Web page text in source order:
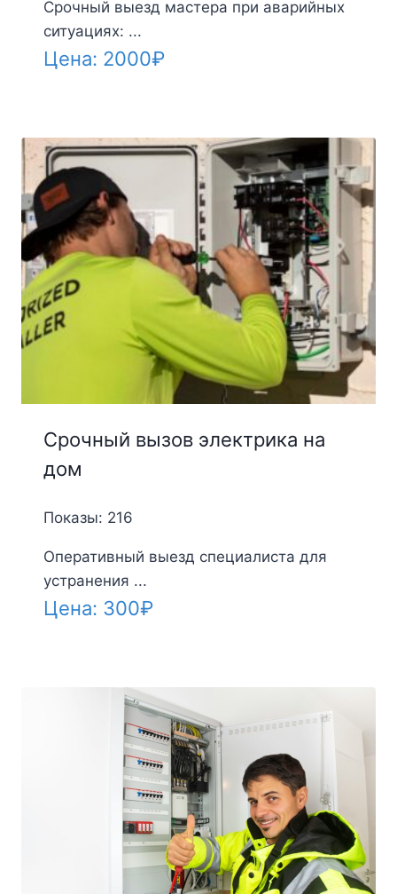
Срочный выезд мастера при аварийных
ситуациях: ...
Цена: 2000₽
Срочный вызов электрика на
дом
Показы: 216
Оперативный выезд специалиста для
устранения ...
Цена: 300₽